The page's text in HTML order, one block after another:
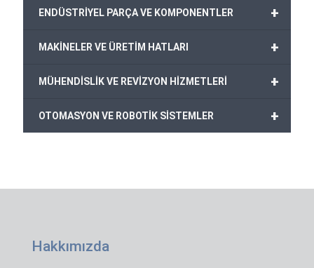
+
ENDÜSTRİYEL PARÇA VE KOMPONENTLER
+
MAKİNELER VE ÜRETİM HATLARI
+
MÜHENDİSLİK VE REVİZYON HİZMETLERİ
+
OTOMASYON VE ROBOTİK SİSTEMLER
Hakkımızda